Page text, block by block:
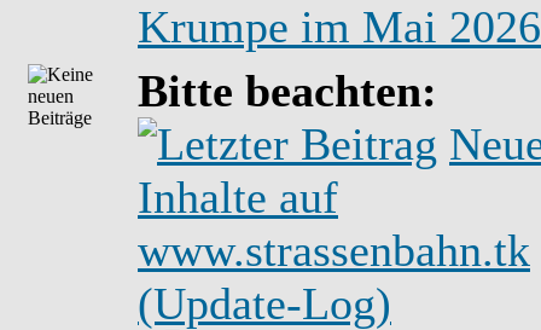
Krumpe im Mai 2026
Bitte beachten:
Inhalte auf
www.strassenbahn.tk
(Update-Log)